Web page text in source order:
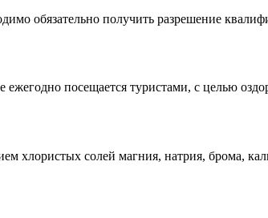
обязательно получить разрешение
посещается туристами, с целью
хлористых солей магния, натрия, брома,